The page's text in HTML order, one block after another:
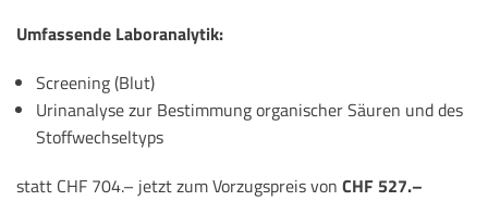
Umfassende Laboranalytik:
Screening (Blut)
Urinanalyse zur Bestimmung organischer Säuren und des
Stoffwechseltyps
statt CHF 704.– jetzt zum Vorzugspreis von CHF 527.–